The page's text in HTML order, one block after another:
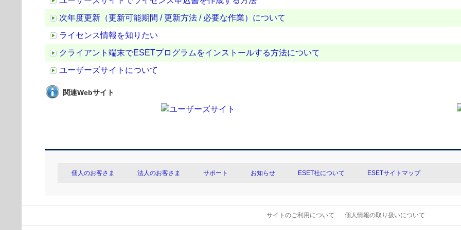
次年度更新（更新可能期間 / 更新方法 / 必要な作業）について
ライセンス情報を知りたい
クライアント端末でESETプログラムをインストールする方法について
ユーザーズサイトについて
関連Webサイト
個人のお客さま 法人のお客さま サポート お知らせ ESET社について ESETサイトマップ
サイトのご利用について 個人情報の取り扱いについて